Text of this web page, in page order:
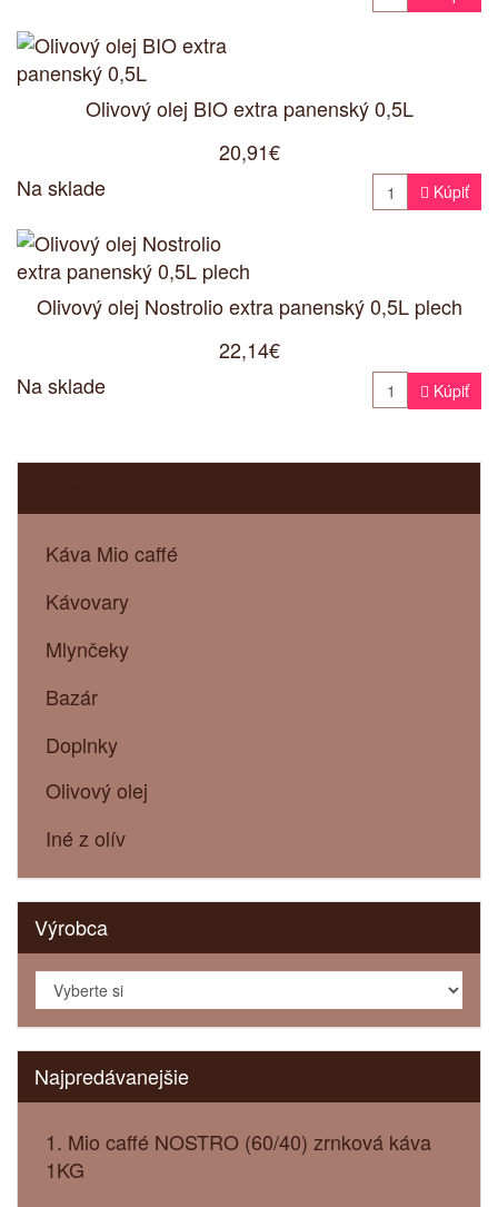
Olivový olej BIO extra panenský 0,5L
20,91€
Na sklade
 Kúpiť
Olivový olej Nostrolio extra panenský 0,5L plech
22,14€
Na sklade
 Kúpiť
Káva Mio caffé
Kávovary
Mlynčeky
Bazár
Doplnky
Olivový olej
Iné z olív
Výrobca
Najpredávanejšie
1. Mio caffé NOSTRO (60/40) zrnková káva
1KG